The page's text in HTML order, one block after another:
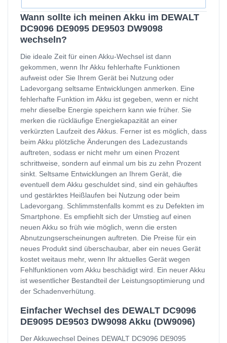
Wann sollte ich meinen Akku im DEWALT
DC9096 DE9095 DE9503 DW9098
wechseln?
Die ideale Zeit für einen Akku-Wechsel ist dann
gekommen, wenn Ihr Akku fehlerhafte Funktionen
aufweist oder Sie Ihrem Gerät bei Nutzung oder
Ladevorgang seltsame Entwicklungen anmerken. Eine
fehlerhafte Funktion im Akku ist gegeben, wenn er nicht
mehr dieselbe Energie speichern kann wie früher. Sie
merken die rückläufige Energiekapazität an einer
verkürzten Laufzeit des Akkus. Ferner ist es möglich, dass
beim Akku plötzliche Änderungen des Ladezustands
auftreten, sodass er nicht mehr um einen Prozent
schrittweise, sondern auf einmal um bis zu zehn Prozent
sinkt. Seltsame Entwicklungen an Ihrem Gerät, die
eventuell dem Akku geschuldet sind, sind ein gehäuftes
und gestärktes Heißlaufen bei Nutzung oder beim
Ladevorgang. Schlimmstenfalls kommt es zu Defekten im
Smartphone. Es empfiehlt sich der Umstieg auf einen
neuen Akku so früh wie möglich, wenn die ersten
Abnutzungserscheinungen auftreten. Die Preise für ein
neues Produkt sind überschaubar, aber ein neues Gerät
kostet weitaus mehr, wenn Ihr aktuelles Gerät wegen
Fehlfunktionen vom Akku beschädigt wird. Ein neuer Akku
ist wesentlicher Bestandteil der Leistungsoptimierung und
der Schadenverhütung.
Einfacher Wechsel des DEWALT DC9096
DE9095 DE9503 DW9098 Akku (DW9096)
Der Akkuwechsel Deines DEWALT DC9096 DE9095